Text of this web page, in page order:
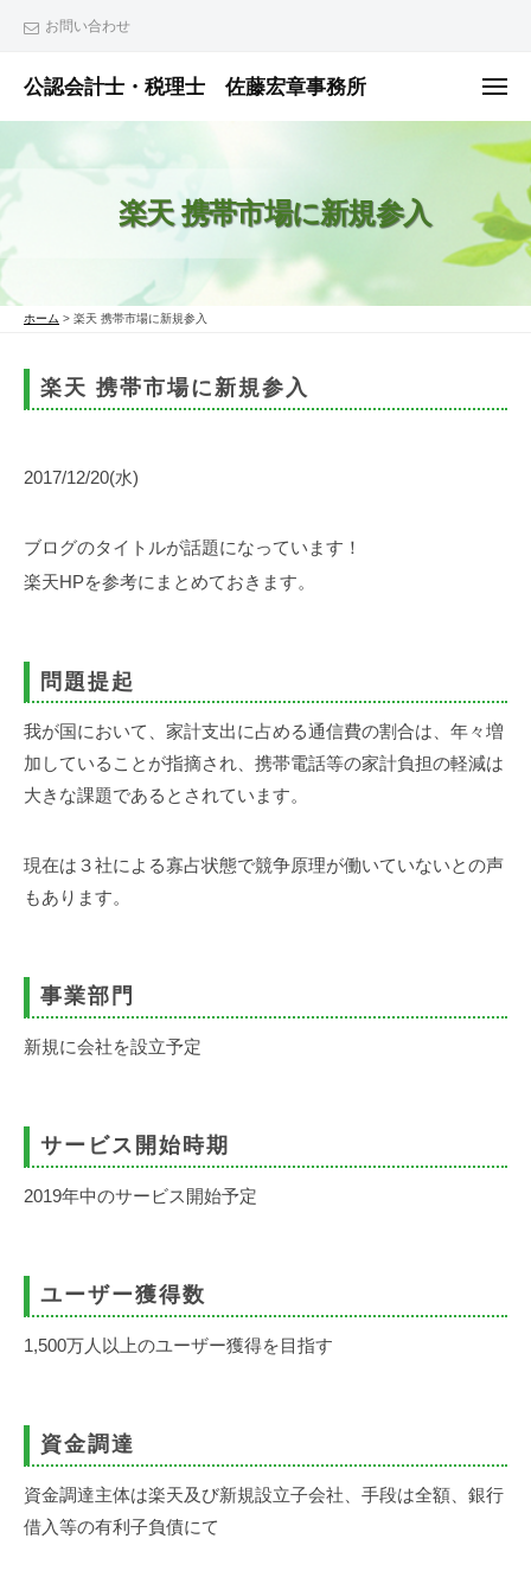
へ
ス
ッ
プ
お問い合わせ
公認会計士・税理士 佐藤宏章事務所
公
認
理
佐
宏
事
所
メ
ュ
ー
楽天 携帯市場に新規参入
ホーム > 楽天 携帯市場に新規参入
楽天 携帯市場に新規参入
2017/12/20(水)
ブログのタイトルが話題になっています！
楽天HPを参考にまとめておきます。
問題提起
我が国において、家計支出に占める通信費の割合は、年々増
加していることが指摘され、携帯電話等の家計負担の軽減は
大きな課題であるとされています。
現在は３社による寡占状態で競争原理が働いていないとの声
もあります。
事業部門
新規に会社を設立予定
サービス開始時期
2019年中のサービス開始予定
ユーザー獲得数
1,500万人以上のユーザー獲得を目指す
資金調達
資金調達主体は楽天及び新規設立子会社、手段は全額、銀行
借入等の有利子負債にて